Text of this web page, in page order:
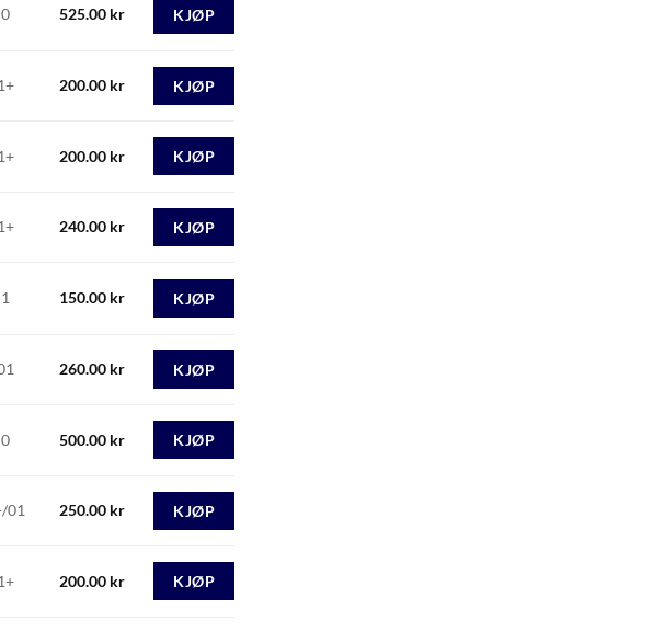
0 525.00 kr KJØP
200.00 kr KJØP
200.00 kr KJØP
240.00 kr KJØP
1 150.00 kr KJØP
260.00 kr KJØP
0 500.00 kr KJØP
01 250.00 kr KJØP
200.00 kr KJØP